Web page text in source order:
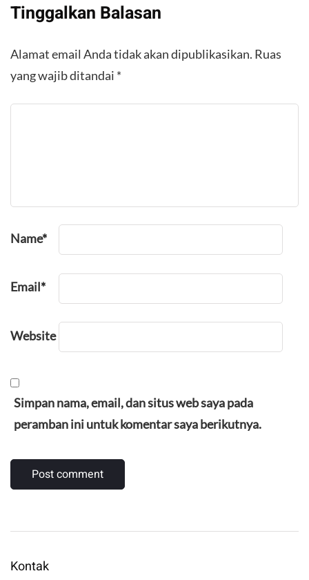
Tinggalkan Balasan
Alamat email Anda tidak akan dipublikasikan. Ruas
yang wajib ditandai *
Name*
Email*
Website
Simpan nama, email, dan situs web saya pada
peramban ini untuk komentar saya berikutnya.
Kontak